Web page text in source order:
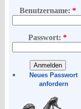
Benutzername: *
Passwort:*
Neues Passwort
anfordern